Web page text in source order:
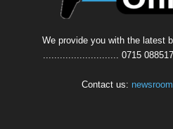
We provide you with the latest
........................... 0715
Contact us: